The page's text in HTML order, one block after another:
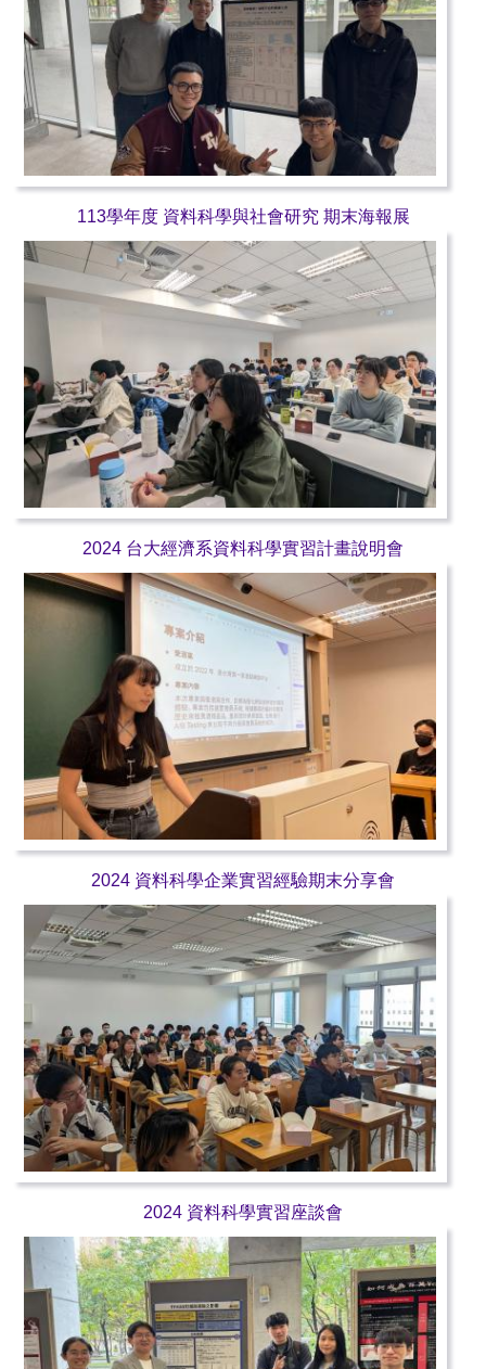
113學年度 資料科學與社會研究 期末海報展
2024 台大經濟系資料科學實習計畫說明會
2024 資料科學企業實習經驗期末分享會
2024 資料科學實習座談會